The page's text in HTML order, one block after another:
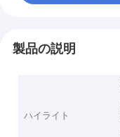
製品の説明
ハイライト